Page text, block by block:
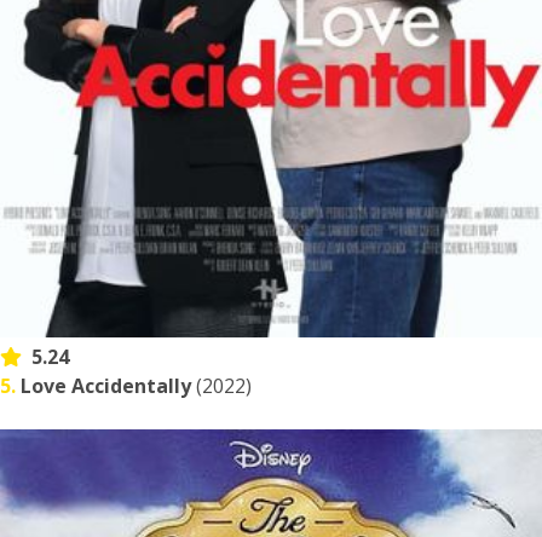
5.24
5. Love Accidentally(2022)